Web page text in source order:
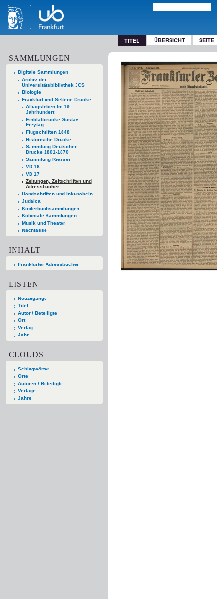
TITEL ÜBERSICHT SEITE
SAMMLUNGEN
Digitale Sammlungen
Archiv der
Universitätsbibliothek JCS
Biologie
Frankfurt und Seltene Drucke
Alltagsleben im 19.
Jahrhundert
Einblattdrucke Gustav
Freytag
Flugschriften 1848
Historische Drucke
Sammlung Deutscher
Drucke 1801-1870
Sammlung Riesser
VD 16
VD 17
Zeitungen, Zeitschriften und
Adressbücher
Handschriften und Inkunabeln
Judaica
Kinderbuchsammlungen
Koloniale Sammlungen
Musik und Theater
Nachlässe
INHALT
Frankfurter Adressbücher
LISTEN
Neuzugänge
Titel
Autor / Beteiligte
Ort
Verlag
Jahr
CLOUDS
Schlagwörter
Orte
Autoren / Beteiligte
Verlage
Jahre